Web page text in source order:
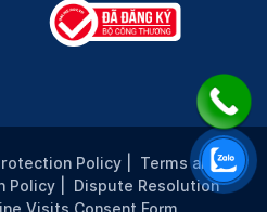
Policy
Terms and
Policy
Dispute Resolution
Visits Consent Form